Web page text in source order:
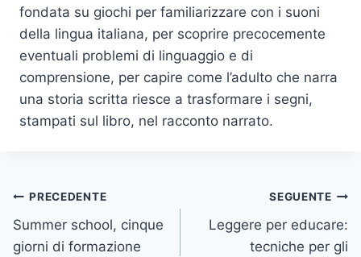
fondata su giochi per familiarizzare con i suoni
della lingua italiana, per scoprire precocemente
eventuali problemi di linguaggio e di
comprensione, per capire come l’adulto che narra
una storia scritta riesce a trasformare i segni,
stampati sul libro, nel racconto narrato.
Navigazione
articoli
PRECEDENTE
Summer school, cinque
giorni di formazione
SEGUENTE
Leggere per educare:
tecniche per gli